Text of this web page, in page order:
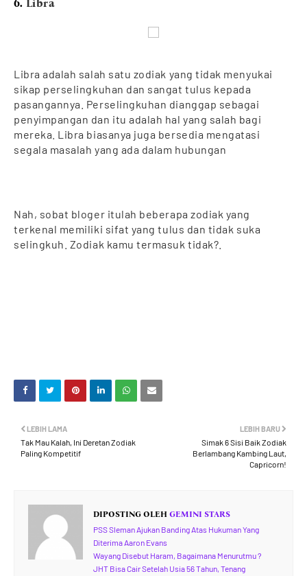
6. Libra
Libra adalah salah satu zodiak yang tidak menyukai
sikap perselingkuhan dan sangat tulus kepada
pasangannya. Perselingkuhan dianggap sebagai
penyimpangan dan itu adalah hal yang salah bagi
mereka. Libra biasanya juga bersedia mengatasi
segala masalah yang ada dalam hubungan
Nah, sobat bloger itulah beberapa zodiak yang
terkenal memiliki sifat yang tulus dan tidak suka
selingkuh. Zodiak kamu termasuk tidak?.
LEBIH BARU
Simak 6 Sisi Baik Zodiak
Berlambang Kambing Laut,
Capricorn!
LEBIH LAMA
Tak Mau Kalah, Ini Deretan Zodiak
Paling Kompetitif
DIPOSTING OLEH GEMINI STARS
PSS Sleman Ajukan Banding Atas Hukuman Yang
Diterima Aaron Evans
Wayang Disebut Haram, Bagaimana Menurutmu ?
JHT Bisa Cair Setelah Usia 56 Tahun, Tenang